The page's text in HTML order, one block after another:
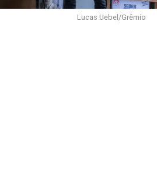
Lucas Uebel/Grêmio